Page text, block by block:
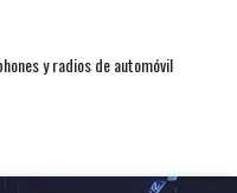
y radios de automóvil